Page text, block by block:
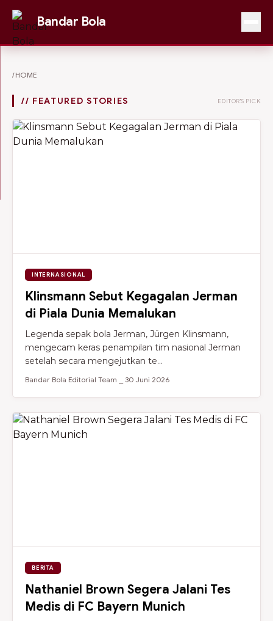
Bandar Bola
/HOME
// FEATURED STORIES EDITOR'S PICK
INTERNASIONAL
Klinsmann Sebut Kegagalan Jerman
di Piala Dunia Memalukan
Legenda sepak bola Jerman, Jürgen Klinsmann,
mengecam keras penampilan tim nasional Jerman
setelah secara mengejutkan te...
Bandar Bola Editorial Team ⎯ 30 Juni 2026
BERITA
Nathaniel Brown Segera Jalani Tes
Medis di FC Bayern Munich